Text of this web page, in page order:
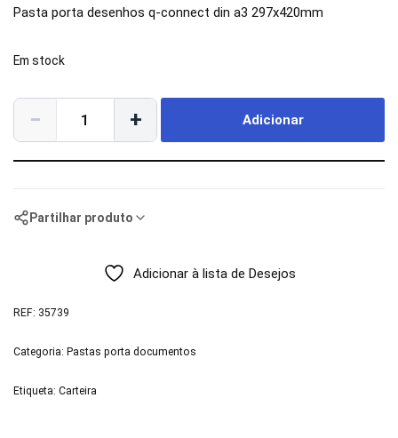
Pasta porta desenhos q-connect din a3 297x420mm
Em stock
− + Adicionar
Partilhar produto
Adicionar à lista de Desejos
REF: 35739
Categoria: Pastas porta documentos
Etiqueta: Carteira